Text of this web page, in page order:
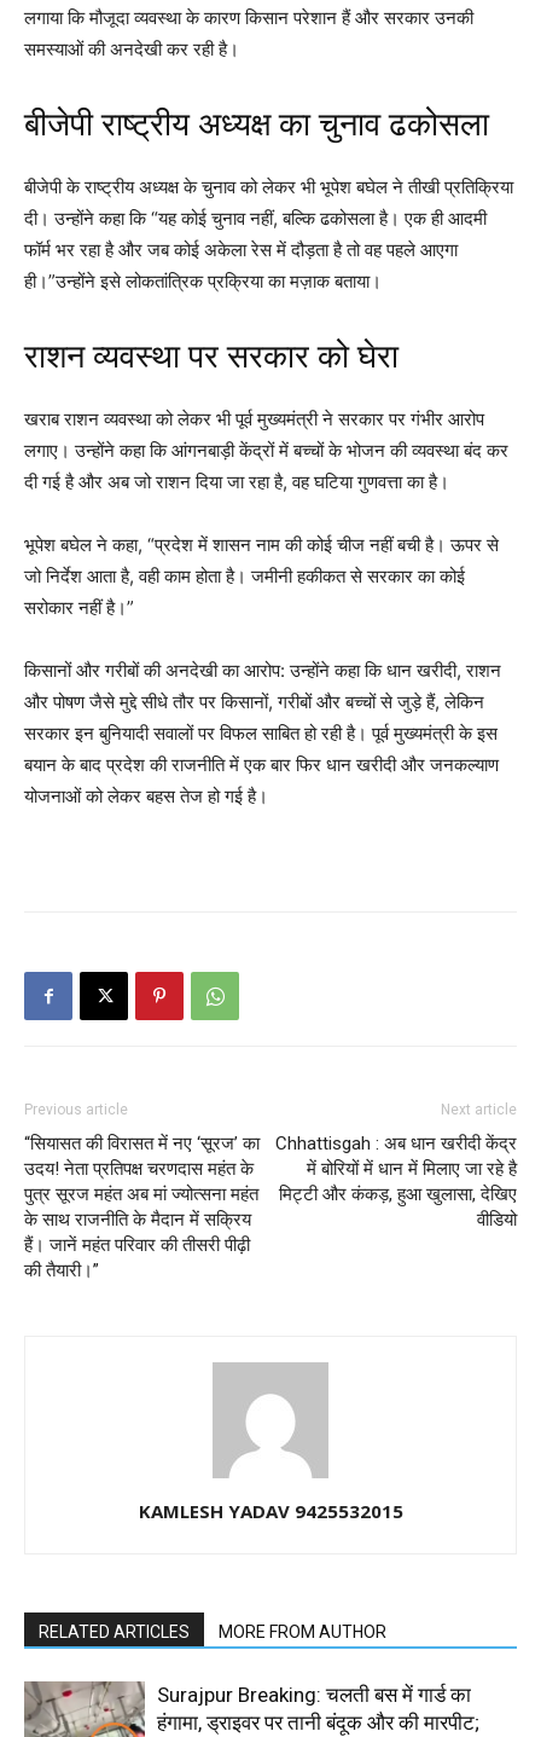
लगाया कि मौजूदा व्यवस्था के कारण किसान परेशान हैं और सरकार उनकी
समस्याओं की अनदेखी कर रही है।
बीजेपी राष्ट्रीय अध्यक्ष का चुनाव ढकोसला
बीजेपी के राष्ट्रीय अध्यक्ष के चुनाव को लेकर भी भूपेश बघेल ने तीखी प्रतिक्रिया
दी। उन्होंने कहा कि “यह कोई चुनाव नहीं, बल्कि ढकोसला है। एक ही आदमी
फॉर्म भर रहा है और जब कोई अकेला रेस में दौड़ता है तो वह पहले आएगा
ही।”उन्होंने इसे लोकतांत्रिक प्रक्रिया का मज़ाक बताया।
राशन व्यवस्था पर सरकार को घेरा
खराब राशन व्यवस्था को लेकर भी पूर्व मुख्यमंत्री ने सरकार पर गंभीर आरोप
लगाए। उन्होंने कहा कि आंगनबाड़ी केंद्रों में बच्चों के भोजन की व्यवस्था बंद कर
दी गई है और अब जो राशन दिया जा रहा है, वह घटिया गुणवत्ता का है।
भूपेश बघेल ने कहा, “प्रदेश में शासन नाम की कोई चीज नहीं बची है। ऊपर से
जो निर्देश आता है, वही काम होता है। जमीनी हकीकत से सरकार का कोई
सरोकार नहीं है।”
किसानों और गरीबों की अनदेखी का आरोप: उन्होंने कहा कि धान खरीदी, राशन
और पोषण जैसे मुद्दे सीधे तौर पर किसानों, गरीबों और बच्चों से जुड़े हैं, लेकिन
सरकार इन बुनियादी सवालों पर विफल साबित हो रही है। पूर्व मुख्यमंत्री के इस
बयान के बाद प्रदेश की राजनीति में एक बार फिर धान खरीदी और जनकल्याण
योजनाओं को लेकर बहस तेज हो गई है।
Previous article
“सियासत की विरासत में नए ‘सूरज’ का
उदय! नेता प्रतिपक्ष चरणदास महंत के
पुत्र सूरज महंत अब मां ज्योत्सना महंत
के साथ राजनीति के मैदान में सक्रिय
हैं। जानें महंत परिवार की तीसरी पीढ़ी
की तैयारी।”
Next article
Chhattisgah : अब धान खरीदी केंद्र
में बोरियों में धान में मिलाए जा रहे है
मिट्टी और कंकड़, हुआ खुलासा, देखिए
वीडियो
KAMLESH YADAV 9425532015
RELATED ARTICLES MORE FROM AUTHOR
Surajpur Breaking: चलती बस में गार्ड का
हंगामा, ड्राइवर पर तानी बंदूक और की मारपीट;